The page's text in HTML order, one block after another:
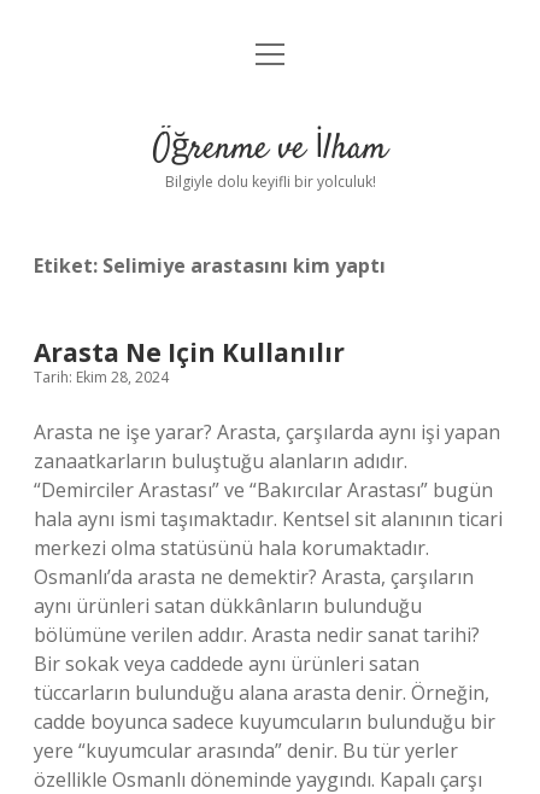
Anasayfa
Yasal Uyarı
menüyü
Öğrenme ve İlham
Bilgiyle dolu keyifli bir yolculuk!
Etiket: Selimiye arastasını kim yaptı
Arasta Ne Için Kullanılır
Tarih: Ekim 28, 2024
Arasta ne işe yarar? Arasta, çarşılarda aynı işi yapan
zanaatkarların buluştuğu alanların adıdır.
“Demirciler Arastası” ve “Bakırcılar Arastası” bugün
hala aynı ismi taşımaktadır. Kentsel sit alanının ticari
merkezi olma statüsünü hala korumaktadır.
Osmanlı’da arasta ne demektir? Arasta, çarşıların
aynı ürünleri satan dükkânların bulunduğu
bölümüne verilen addır. Arasta nedir sanat tarihi?
Bir sokak veya caddede aynı ürünleri satan
tüccarların bulunduğu alana arasta denir. Örneğin,
cadde boyunca sadece kuyumcuların bulunduğu bir
yere “kuyumcular arasında” denir. Bu tür yerler
özellikle Osmanlı döneminde yaygındı. Kapalı çarşı